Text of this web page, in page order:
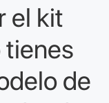
el kit
tienes
de